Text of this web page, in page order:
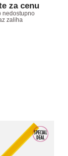
za cenu
nedostupno
zaliha